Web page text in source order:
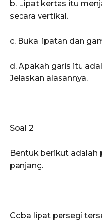
b. Lipat kertas itu
secara vertikal.
c. Buka lipatan dan
d. Apakah garis itu
Jelaskan alasannya.
Soal 2
Bentuk berikut adalah
panjang.
Coba lipat persegi